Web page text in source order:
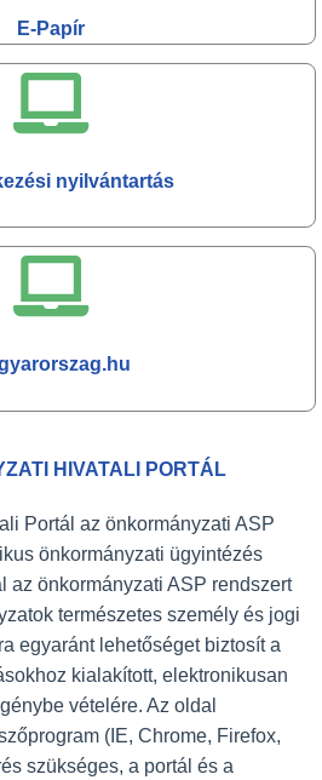
E-Papír
nyilvántartás
HIVATALI PORTÁL
Portál az önkormányzati ASP
önkormányzati ügyintézés
az önkormányzati ASP rendszert
természetes személy és jogi
egyaránt lehetőséget biztosít a
kialakított, elektronikusan
vételére. Az oldal
(IE, Chrome, Firefox,
szükséges, a portál és a